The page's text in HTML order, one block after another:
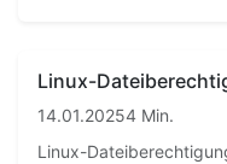
Linux-
14.01.20254 Min.
Linux-